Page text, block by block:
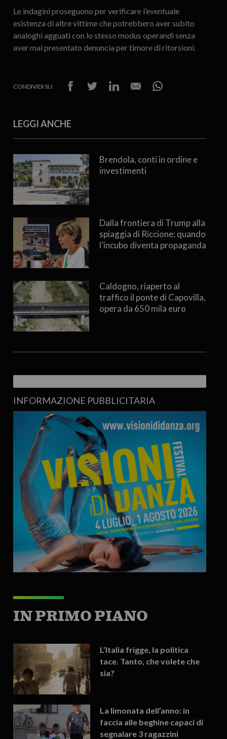
Le indagini proseguono per verificare l’eventuale
esistenza di altre vittime che potrebbero aver subito
analoghi agguati con lo stesso modus operandi senza
aver mai presentato denuncia per timore di ritorsioni.
CONDIVIDI SU:
LEGGI ANCHE
Brendola, conti in ordine e
investimenti
Dalla frontiera di Trump alla
spiaggia di Riccione: quando
l’incubo diventa propaganda
Caldogno, riaperto al
traffico il ponte di Capovilla,
opera da 650 mila euro
INFORMAZIONE PUBBLICITARIA
IN PRIMO PIANO
L’Italia frigge, la politica
tace. Tanto, che volete che
sia?
La limonata dell’anno: in
faccia alle beghine capaci di
segnalare 3 ragazzini